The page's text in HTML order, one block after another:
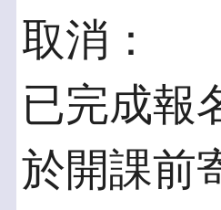
取消：
已完成報
於開課前